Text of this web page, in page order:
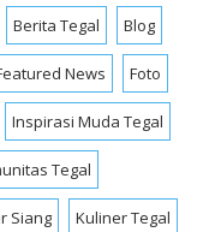
Berita Tegal Blog
News Foto
Inspirasi Muda Tegal
Tegal
Siang Kuliner Tegal